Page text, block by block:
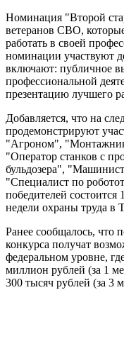
Номинация "Второй
ветеранов СВО,
работать в своей
номинации участвуют
включают: публичное
профессиональной
презентацию лучшего
Добавляется, что на
продемонстрируют
"Агроном", "Монтажник
"Оператор станков с
бульдозера",
"Специалист по
победителей
недели охраны труда в
Ранее сообщалось, что
конкурса получат
федеральном уровне,
миллион рублей (за 1
300 тысяч рублей (за 3